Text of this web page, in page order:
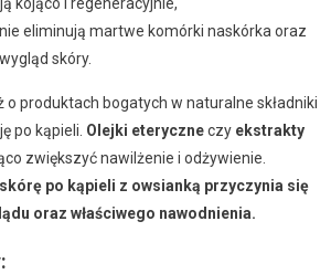
eliminują martwe komórki naskórka oraz
skóry.
o produktach bogatych w naturalne składniki
po kąpieli. Olejki eteryczneczy ekstrakty
zwiększyć nawilżenie i odżywienie.
skórę po kąpieli z owsianką przyczynia się
oraz właściwego nawodnienia.